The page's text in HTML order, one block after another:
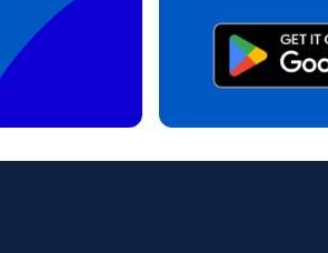
To get your eSIM, start by checking
Then, contact your mobile carrier to
provide you with a QR code or
in your device settings. Once
without needing a physical SIM card!
メールアドレス